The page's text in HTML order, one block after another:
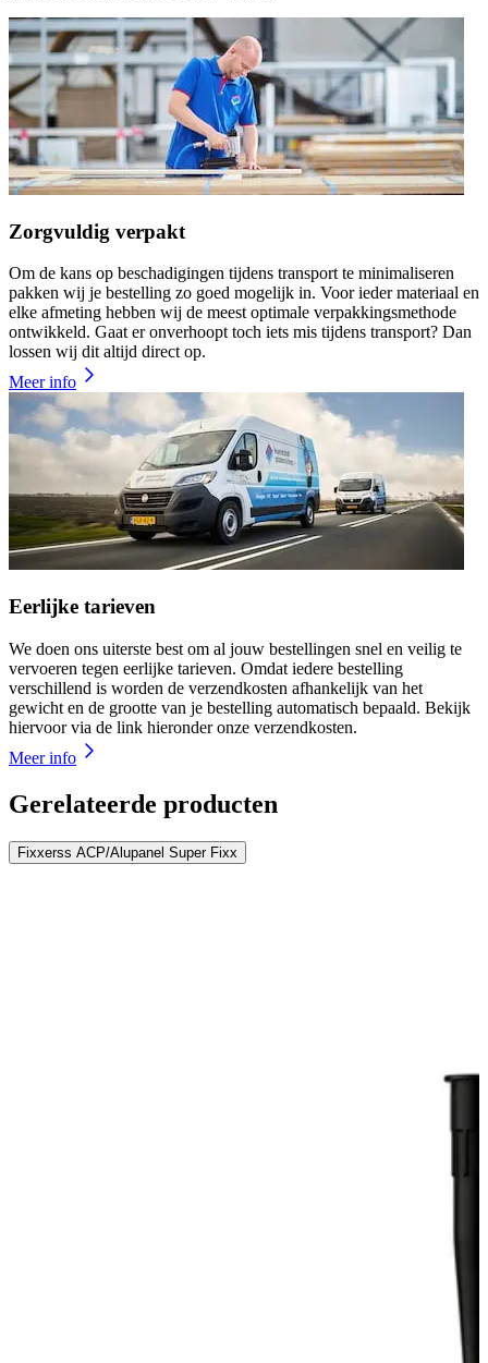
Zorgvuldig verpakt
Om de kans op beschadigingen tijdens transport te minimaliseren
pakken wij je bestelling zo goed mogelijk in. Voor ieder materiaal en
elke afmeting hebben wij de meest optimale verpakkingsmethode
ontwikkeld. Gaat er onverhoopt toch iets mis tijdens transport? Dan
lossen wij dit altijd direct op.
Meer info
Eerlijke tarieven
We doen ons uiterste best om al jouw bestellingen snel en veilig te
vervoeren tegen eerlijke tarieven. Omdat iedere bestelling
verschillend is worden de verzendkosten afhankelijk van het
gewicht en de grootte van je bestelling automatisch bepaald. Bekijk
hiervoor via de link hieronder onze verzendkosten.
Meer info
Gerelateerde producten
Fixxerss ACP/Alupanel Super Fixx